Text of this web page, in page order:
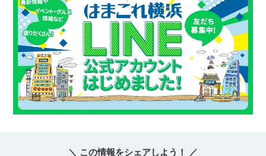
＼ この情報をシェアしよう！ ／